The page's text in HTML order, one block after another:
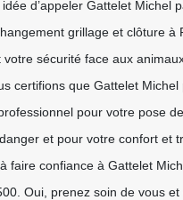
d’appeler Gattelet Michel
grillage et clôture à
sécurité face aux
certifions que Gattelet Michel
pour votre pose
et pour votre confort et
faire confiance à Gattelet
Oui, prenez soin de vous et